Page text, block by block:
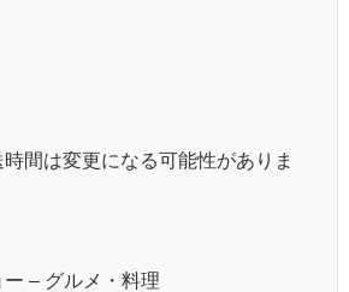
間は変更になる可能性がありま
– グルメ・料理